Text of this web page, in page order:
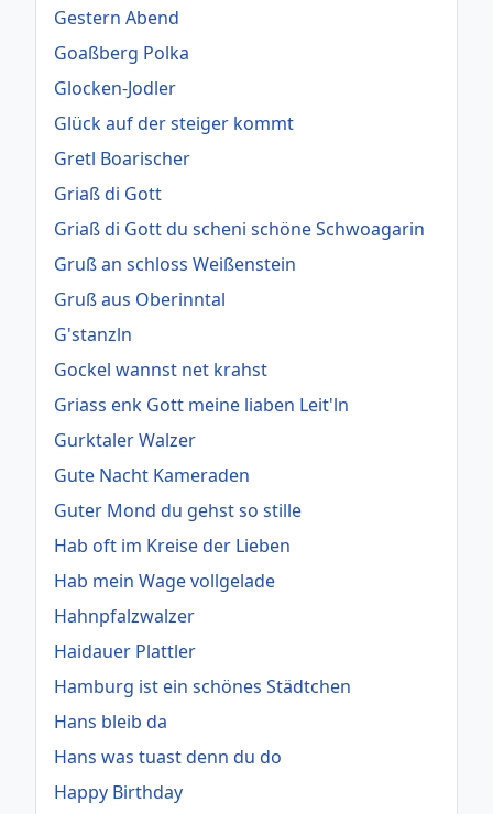
Gestern Abend
Goaßberg Polka
Glocken-Jodler
Glück auf der steiger kommt
Gretl Boarischer
Griaß di Gott
Griaß di Gott du scheni schöne Schwoagarin
Gruß an schloss Weißenstein
Gruß aus Oberinntal
G'stanzln
Gockel wannst net krahst
Griass enk Gott meine liaben Leit'ln
Gurktaler Walzer
Gute Nacht Kameraden
Guter Mond du gehst so stille
Hab oft im Kreise der Lieben
Hab mein Wage vollgelade
Hahnpfalzwalzer
Haidauer Plattler
Hamburg ist ein schönes Städtchen
Hans bleib da
Hans was tuast denn du do
Happy Birthday